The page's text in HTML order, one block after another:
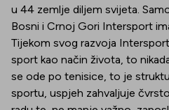
u 44 zemlje diljem svijeta.
Bosni i Crnoj Gori Intersport
Tijekom svog razvoja
sport kao način života, to
se ode po tenisice, to je
sportu, uspjeh zahvaljuje